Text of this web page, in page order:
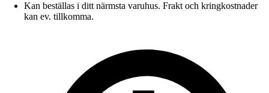
Kan beställas i ditt närmsta varuhus. Frakt och kringkostnader
kan ev. tillkomma.